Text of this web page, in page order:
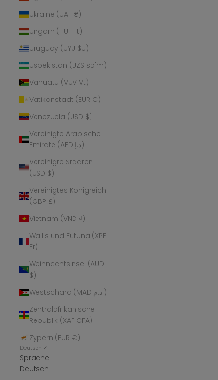
Ukraine (UAH ₴)
Ungarn (HUF Ft)
Uruguay (UYU $U)
Usbekistan (UZS so'm)
Vanuatu (VUV Vt)
Vatikanstadt (EUR €)
Venezuela (USD $)
Vereinigte Arabische
Emirate (AED د.إ)
Vereinigte Staaten
(USD $)
Vereinigtes Königreich
(GBP £)
Vietnam (VND ₫)
Wallis und Futuna (XPF
Fr)
Weihnachtsinsel (AUD
$)
Westsahara (MAD د.م.)
Zentralafrikanische
Republik (XAF CFA)
Zypern (EUR €)
Deutsch
Sprache
Deutsch